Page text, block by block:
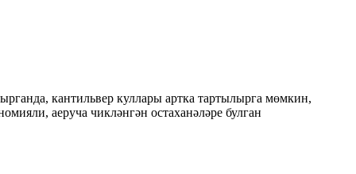
кантильвер куллары артка тартылырга мөмкин,
аеруча чикләнгән остаханәләре булган